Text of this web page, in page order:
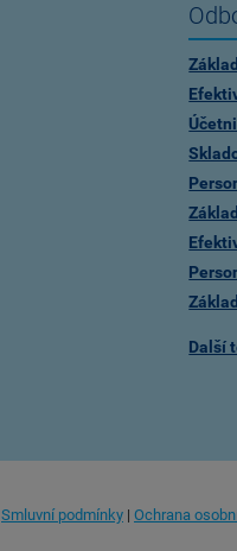
Další
Smluvní podmínky | Ochrana